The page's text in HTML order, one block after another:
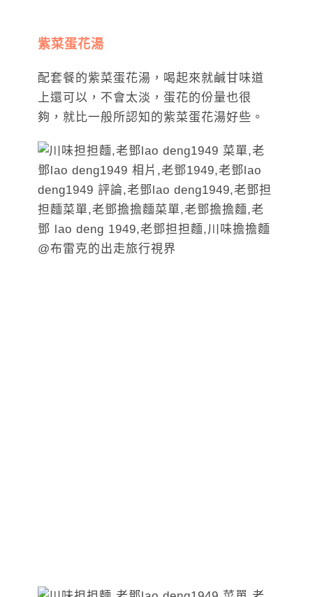
紫菜蛋花湯
配套餐的紫菜蛋花湯，喝起來就鹹甘味道
上還可以，不會太淡，蛋花的份量也很
夠，就比一般所認知的紫菜蛋花湯好些。